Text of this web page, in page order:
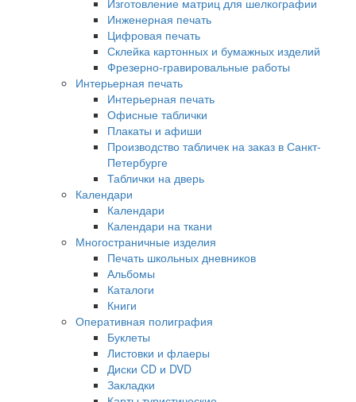
Изготовление матриц для шелкографии
Инженерная печать
Цифровая печать
Склейка картонных и бумажных изделий
Фрезерно-гравировальные работы
Интерьерная печать
Интерьерная печать
Офисные таблички
Плакаты и афиши
Производство табличек на заказ в Санкт-
Петербурге
Таблички на дверь
Календари
Календари
Календари на ткани
Многостраничные изделия
Печать школьных дневников
Альбомы
Каталоги
Книги
Оперативная полиграфия
Буклеты
Листовки и флаеры
Диски CD и DVD
Закладки